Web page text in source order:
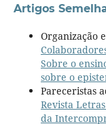
Artigos
Organização
Sobre o
sobre o
Pareceristas
Revista
da